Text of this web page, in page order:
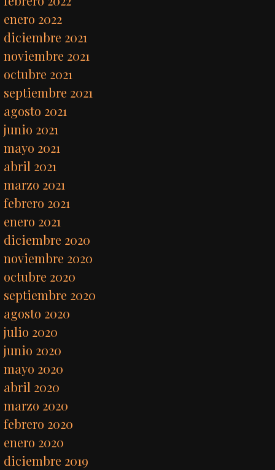
enero 2022
diciembre 2021
noviembre 2021
octubre 2021
septiembre 2021
agosto 2021
junio 2021
mayo 2021
abril 2021
marzo 2021
febrero 2021
enero 2021
diciembre 2020
noviembre 2020
octubre 2020
septiembre 2020
agosto 2020
julio 2020
junio 2020
mayo 2020
abril 2020
marzo 2020
febrero 2020
enero 2020
diciembre 2019